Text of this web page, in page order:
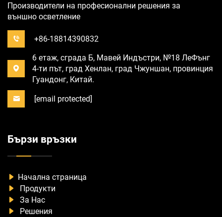
Производители на професионални решения за
външно осветление
+86-18814390832
6 етаж, сграда Б, Мавей Индъстри, №18 ЛеФънг
4-ти път, град Хенлан, град Чжуншан, провинция
Гуандонг, Китай.
[email protected]
Бързи връзки
Начална страница
Продукти
За Нас
Решения